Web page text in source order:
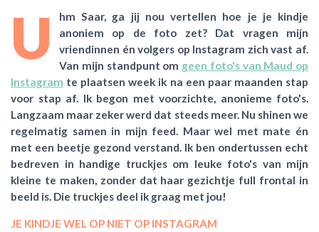
U
hm Saar, ga jij nou vertellen hoe je je kindje
anoniem op de foto zet? Dat vragen mijn
vriendinnen én volgers op Instagram zich vast af.
Van mijn standpunt om geen foto's van Maud op
Instagram te plaatsen week ik na een paar maanden stap
voor stap af. Ik begon met voorzichte, anonieme foto's.
Langzaam maar zeker werd dat steeds meer. Nu shinen we
regelmatig samen in mijn feed. Maar wel met mate én
met een beetje gezond verstand. Ik ben ondertussen echt
bedreven in handige truckjes om leuke foto's van mijn
kleine te maken, zonder dat haar gezichtje full frontal in
beeld is. Die truckjes deel ik graag met jou!
JE KINDJE WEL OP NIET OP INSTAGRAM